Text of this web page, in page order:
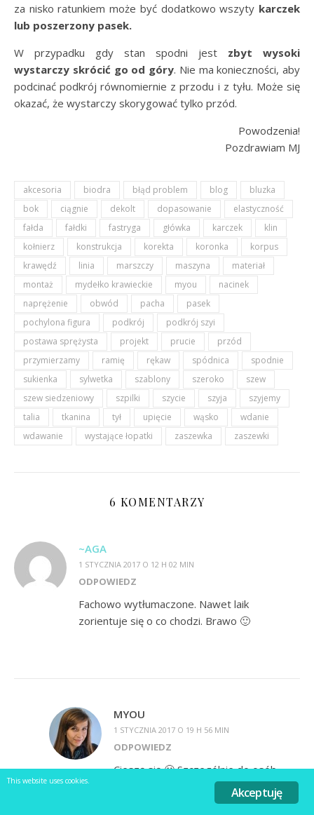
za nisko ratunkiem może być dodatkowo wszyty karczek
lub poszerzony pasek.
W przypadku gdy stan spodni jest zbyt wysoki
wystarczy skrócić go od góry. Nie ma konieczności, aby
podcinać podkrój równomiernie z przodu i z tyłu. Może się
okazać, że wystarczy skorygować tylko przód.
Powodzenia!
Pozdrawiam MJ
akcesoria biodra błąd problem blog
bluzka
bok
ciągnie dekolt dopasowanie
elastyczność
fałda
fałdki fastryga główka karczek
klin
kołnierz
konstrukcja korekta koronka
korpus
krawędź
linia marszczy maszyna
materiał
montaż
mydełko krawieckie myou
nacinek
naprężenie
obwód pacha
pasek
pochylona figura
podkrój
podkrój szyi
postawa sprężysta
projekt prucie
przód
przymierzamy
ramię rękaw spódnica
spodnie
sukienka
sylwetka szablony szeroko
szew
szew siedzeniowy
szpilki szycie szyja
szyjemy
talia
tkanina tył upięcie wąsko
wdanie
wdawanie
wystające łopatki zaszewka zaszewki
6 KOMENTARZY
~AGA
1 STYCZNIA 2017 O 12 H 02 MIN
ODPOWIEDZ
Fachowo wytłumaczone. Nawet laik
zorientuje się o co chodzi. Brawo 🙂
MYOU
1 STYCZNIA 2017 O 19 H 56 MIN
ODPOWIEDZ
Cieszę się 🙂 Szczególnie do osób
początkujących chciałabym trafić, aby
je zachęcić do szycia. Pozdrawiam i
Akceptuję
This website uses cookies.